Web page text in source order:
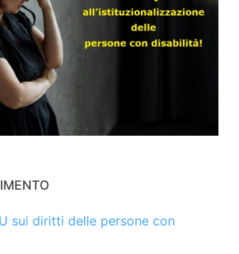
sui diritti delle persone con